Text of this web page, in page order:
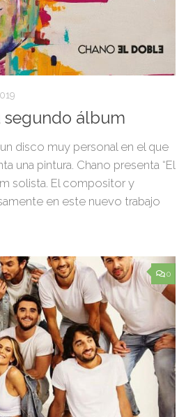
segundo álbum
disco muy personal en el que
una pintura. Chano presenta “El
solista. El compositor y
en este nuevo trabajo
0